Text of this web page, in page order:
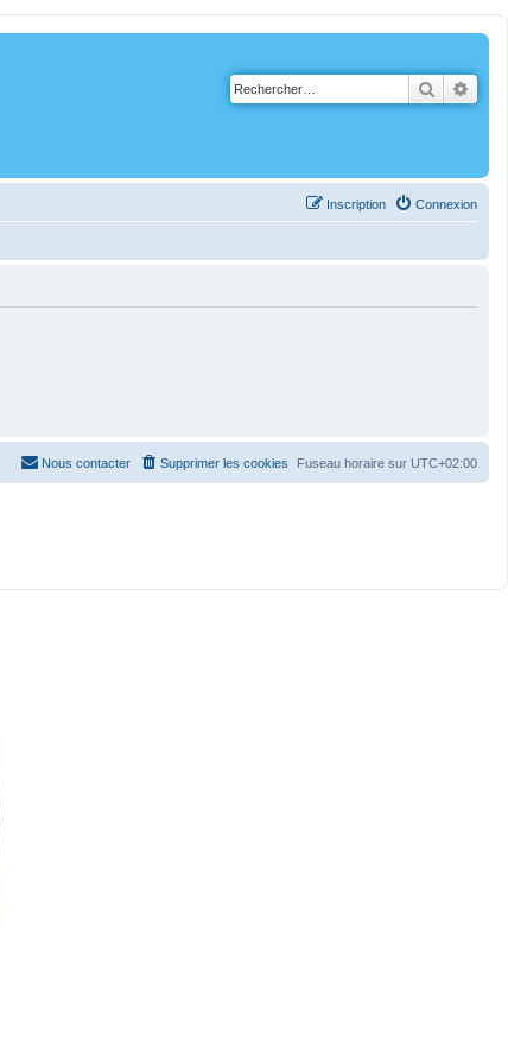
Connexion
Inscription
Fuseau horaire sur UTC+02:00
Supprimer les cookies
Nous contacter